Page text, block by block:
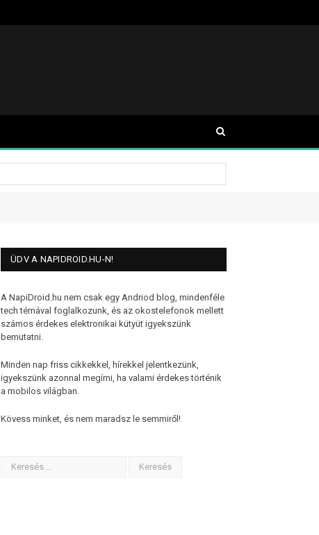
ÜDV A NAPIDROID.HU-N!
A NapiDroid.hu nem csak egy Andriod blog, mindenféle
tech témával foglalkozunk, és az okostelefonok mellett
számos érdekes elektronikai kütyüt igyekszünk
bemutatni.
Minden nap friss cikkekkel, hírekkel jelentkezünk,
igyekszünk azonnal megírni, ha valami érdekes történik
a mobilos világban.
Kövess minket, és nem maradsz le semmiről!